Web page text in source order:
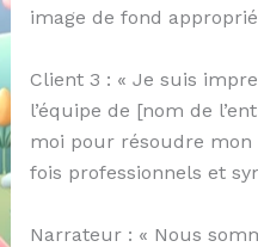
image de fond
Client 3 : « Je suis
l’équipe de [nom de
moi pour résoudre
fois professionnels et
Narrateur : « Nous